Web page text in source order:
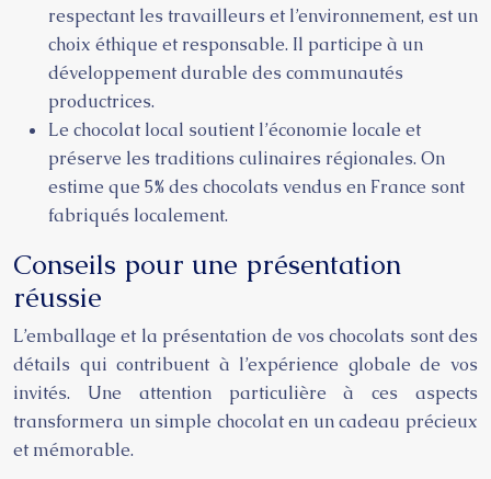
respectant les travailleurs et l’environnement, est un
choix éthique et responsable. Il participe à un
développement durable des communautés
productrices.
Le chocolat local soutient l’économie locale et
préserve les traditions culinaires régionales. On
estime que 5% des chocolats vendus en France sont
fabriqués localement.
Conseils pour une présentation
réussie
L’emballage et la présentation de vos chocolats sont des
détails qui contribuent à l’expérience globale de vos
invités. Une attention particulière à ces aspects
transformera un simple chocolat en un cadeau précieux
et mémorable.